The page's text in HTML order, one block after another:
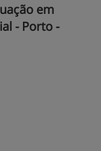
em
- Porto -